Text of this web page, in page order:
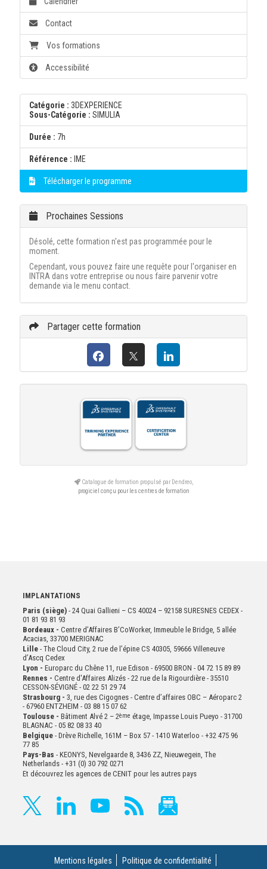
Contact
Vos formations
Accessibilité
Catégorie : 3DEXPERIENCE
Sous-Catégorie : SIMULIA
Durée : 7h
Référence : IME
Télécharger le programme
Prochaines Sessions
Désolé, cette formation n'est pas programmée pour le
moment.
Cependant, vous pouvez faire une requête pour l'organiser en
INTRA dans votre entreprise ou nous faire parvenir votre
demande via le menu contact.
Partager cette formation
Catalogue de formation propulsé par Dendreo,
progiciel conçu pour les centres de formation
IMPLANTATIONS
Paris (siège) - 24 Quai Gallieni – CS 40024 – 92158 SURESNES CEDEX -
01 81 93 81 93
Bordeaux - Centre d’Affaires B’CoWorker, Immeuble le Bridge, 5 allée
Acacias, 33700 MERIGNAC
Lille- The Cloud City, 2 rue de l’épine CS 40305, 59666 Villeneuve
d’Ascq Cedex
Lyon - Europarc du Chêne 11, rue Edison - 69500 BRON - 04 72 15 89 89
Rennes - Centre d'Affaires Alizés - 22 rue de la Rigourdière - 35510
CESSON-SÉVIGNÉ - 02 22 51 29 74
Strasbourg - 3, rue des Cigognes - Centre d’affaires OBC – Aéroparc 2
- 67960 ENTZHEIM - 03 88 15 07 62
Toulouse - Bâtiment Alvé 2 – 2ème étage, Impasse Louis Pueyo - 31700
BLAGNAC - 05 82 08 33 40
Belgique- Drève Richelle, 161M – Box 57 - 1410 Waterloo - +32 475 96
77 85
Pays-Bas - KEONYS, Nevelgaarde 8, 3436 ZZ, Nieuwegein, The
Netherlands - +31 (0) 30 792 0271
Et découvrez les agences de CENIT pour les autres pays
Mentions légales
Politique de confidentialité